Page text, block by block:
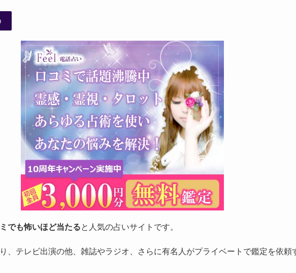
でも怖いほど当たると人気の占いサイトです。
、テレビ出演の他、雑誌やラジオ、さらに有名人がプライベートで鑑定を依頼